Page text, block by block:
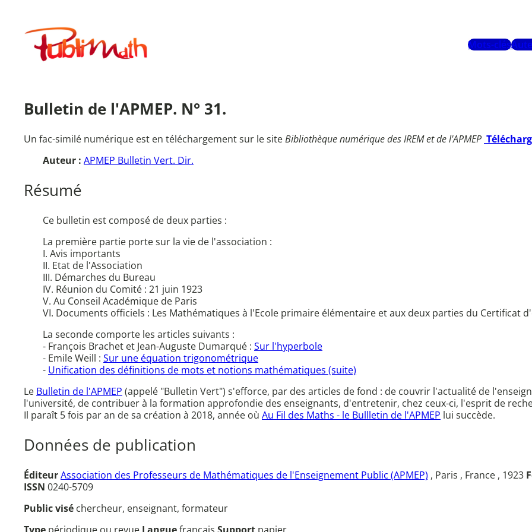
contenuPublimath
Mots-clés
Bulletin de l'APMEP. N° 31.
Un fac-similé numérique est en téléchargement sur le siteBibliothèque numérique des IREM et de l'APMEP
Auteur : APMEP Bulletin Vert. Dir.
Résumé
Ce bulletin est composé de deux parties :
La première partie porte sur la vie de l'association :
I. Avis importants
II. Etat de l'Association
III. Démarches du Bureau
IV. Réunion du Comité : 21 juin 1923
V. Au Conseil Académique de Paris
VI. Documents officiels : Les Mathématiques à l'Ecole primaire élémentaire et aux deux parties du Certificat
La seconde comporte les articles suivants :
- François Brachet et Jean-Auguste Dumarqué : Sur l'hyperbole
- Emile Weill : Sur une équation trigonométrique
- Unification des définitions de mots et notions mathématiques (suite)
Le Bulletin de l'APMEP (appelé "Bulletin Vert") s'efforce, par des articles de fond : de couvrir l'actualité de
l'université, de contribuer à la formation approfondie des enseignants, d'entretenir, chez ceux-ci, l'esprit de
Il paraît 5 fois par an de sa création à 2018, année où Au Fil des Maths - le Bullletin de l'APMEP lui succède.
Données de publication
ÉditeurAssociation des Professeurs de Mathématiques de l'Enseignement Public (APMEP) , Paris , France , 1923
ISSN 0240-5709
Public visé chercheur, enseignant, formateur